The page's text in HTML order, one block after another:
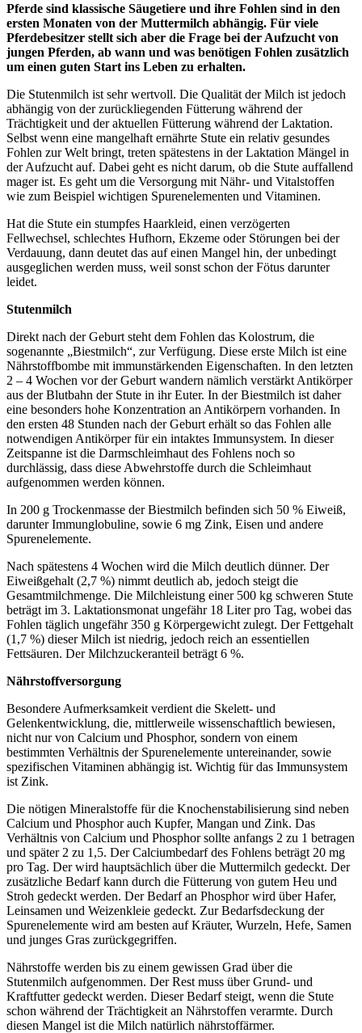
Pferde sind klassische Säugetiere und ihre Fohlen sind in den
ersten Monaten von der Muttermilch abhängig. Für viele
Pferdebesitzer stellt sich aber die Frage bei der Aufzucht von
jungen Pferden, ab wann und was benötigen Fohlen zusätzlich
um einen guten Start ins Leben zu erhalten.
Die Stutenmilch ist sehr wertvoll. Die Qualität der Milch ist jedoch
abhängig von der zurückliegenden Fütterung während der
Trächtigkeit und der aktuellen Fütterung während der Laktation.
Selbst wenn eine mangelhaft ernährte Stute ein relativ gesundes
Fohlen zur Welt bringt, treten spätestens in der Laktation Mängel in
der Aufzucht auf. Dabei geht es nicht darum, ob die Stute auffallend
mager ist. Es geht um die Versorgung mit Nähr- und Vitalstoffen
wie zum Beispiel wichtigen Spurenelementen und Vitaminen.
Hat die Stute ein stumpfes Haarkleid, einen verzögerten
Fellwechsel, schlechtes Hufhorn, Ekzeme oder Störungen bei der
Verdauung, dann deutet das auf einen Mangel hin, der unbedingt
ausgeglichen werden muss, weil sonst schon der Fötus darunter
leidet.
Stutenmilch
Direkt nach der Geburt steht dem Fohlen das Kolostrum, die
sogenannte „Biestmilch“, zur Verfügung. Diese erste Milch ist eine
Nährstoffbombe mit immunstärkenden Eigenschaften. In den letzten
2 – 4 Wochen vor der Geburt wandern nämlich verstärkt Antikörper
aus der Blutbahn der Stute in ihr Euter. In der Biestmilch ist daher
eine besonders hohe Konzentration an Antikörpern vorhanden. In
den ersten 48 Stunden nach der Geburt erhält so das Fohlen alle
notwendigen Antikörper für ein intaktes Immunsystem. In dieser
Zeitspanne ist die Darmschleimhaut des Fohlens noch so
durchlässig, dass diese Abwehrstoffe durch die Schleimhaut
aufgenommen werden können.
In 200 g Trockenmasse der Biestmilch befinden sich 50 % Eiweiß,
darunter Immunglobuline, sowie 6 mg Zink, Eisen und andere
Spurenelemente.
Nach spätestens 4 Wochen wird die Milch deutlich dünner. Der
Eiweißgehalt (2,7 %) nimmt deutlich ab, jedoch steigt die
Gesamtmilchmenge. Die Milchleistung einer 500 kg schweren Stute
beträgt im 3. Laktationsmonat ungefähr 18 Liter pro Tag, wobei das
Fohlen täglich ungefähr 350 g Körpergewicht zulegt. Der Fettgehalt
(1,7 %) dieser Milch ist niedrig, jedoch reich an essentiellen
Fettsäuren. Der Milchzuckeranteil beträgt 6 %.
Nährstoffversorgung
Besondere Aufmerksamkeit verdient die Skelett- und
Gelenkentwicklung, die, mittlerweile wissenschaftlich bewiesen,
nicht nur von Calcium und Phosphor, sondern von einem
bestimmten Verhältnis der Spurenelemente untereinander, sowie
spezifischen Vitaminen abhängig ist. Wichtig für das Immunsystem
ist Zink.
Die nötigen Mineralstoffe für die Knochenstabilisierung sind neben
Calcium und Phosphor auch Kupfer, Mangan und Zink. Das
Verhältnis von Calcium und Phosphor sollte anfangs 2 zu 1 betragen
und später 2 zu 1,5. Der Calciumbedarf des Fohlens beträgt 20 mg
pro Tag. Der wird hauptsächlich über die Muttermilch gedeckt. Der
zusätzliche Bedarf kann durch die Fütterung von gutem Heu und
Stroh gedeckt werden. Der Bedarf an Phosphor wird über Hafer,
Leinsamen und Weizenkleie gedeckt. Zur Bedarfsdeckung der
Spurenelemente wird am besten auf Kräuter, Wurzeln, Hefe, Samen
und junges Gras zurückgegriffen.
Nährstoffe werden bis zu einem gewissen Grad über die
Stutenmilch aufgenommen. Der Rest muss über Grund- und
Kraftfutter gedeckt werden. Dieser Bedarf steigt, wenn die Stute
schon während der Trächtigkeit an Nährstoffen verarmte. Durch
diesen Mangel ist die Milch natürlich nährstoffärmer.